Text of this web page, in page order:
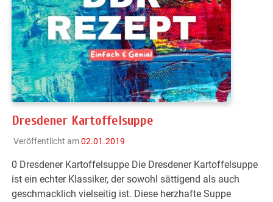
Dresdener Kartoffelsuppe
Veröffentlicht am02.01.2019
0 Dresdener Kartoffelsuppe Die Dresdener Kartoffelsuppe
ist ein echter Klassiker, der sowohl sättigend als auch
geschmacklich vielseitig ist. Diese herzhafte Suppe